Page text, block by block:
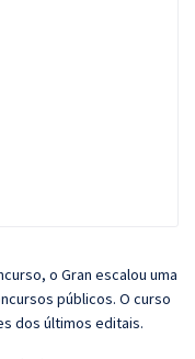
o Gran escalou uma
públicos. O curso
dos últimos editais.